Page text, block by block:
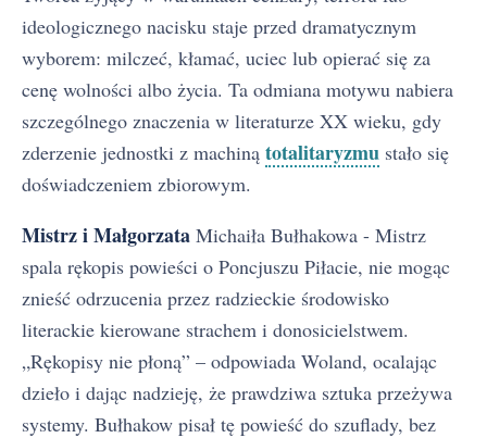
ideologicznego nacisku staje przed dramatycznym
wyborem: milczeć, kłamać, uciec lub opierać się za
cenę wolności albo życia. Ta odmiana motywu nabiera
szczególnego znaczenia w literaturze XX wieku, gdy
zderzenie jednostki z machiną totalitaryzmu stało się
doświadczeniem zbiorowym.
Mistrz i Małgorzata Michaiła Bułhakowa - Mistrz
spala rękopis powieści o Poncjuszu Piłacie, nie mogąc
znieść odrzucenia przez radzieckie środowisko
literackie kierowane strachem i donosicielstwem.
„Rękopisy nie płoną” – odpowiada Woland, ocalając
dzieło i dając nadzieję, że prawdziwa sztuka przeżywa
systemy. Bułhakow pisał tę powieść do szuflady, bez